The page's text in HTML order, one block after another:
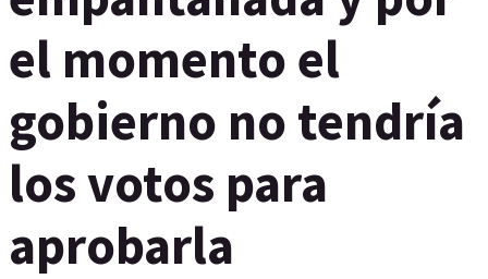
el momento el
gobierno no tendría
los votos para
aprobarla